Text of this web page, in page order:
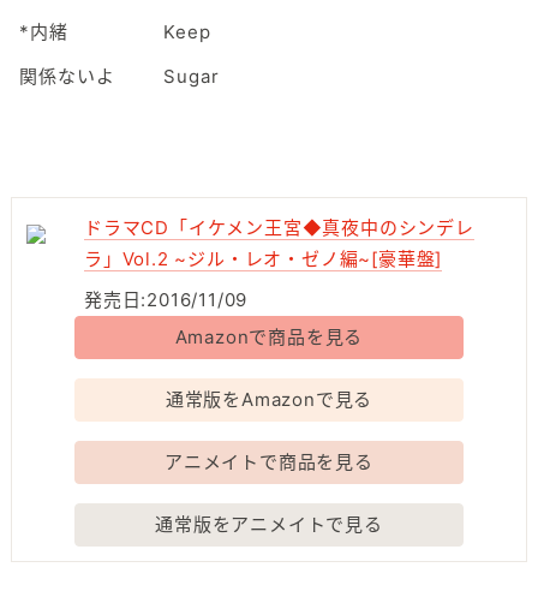
*内緒
Keep
関係ないよ
Sugar
ドラマCD「イケメン王宮◆真夜中のシンデレ
ラ」Vol.2 ~ジル・レオ・ゼノ編~[豪華盤]
発売日:2016/11/09
Amazonで商品を見る
通常版をAmazonで見る
アニメイトで商品を見る
通常版をアニメイトで見る